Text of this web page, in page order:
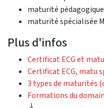
maturité pédagogique
maturité spécialisée
Plus d'infos
Certificat ECG et
Certificat ECG, matu
3 types de maturités
Formations du